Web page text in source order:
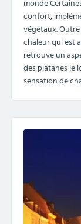
monde
confort,
végétaux.
chaleur qui est
retrouve un
des platanes le
sensation de